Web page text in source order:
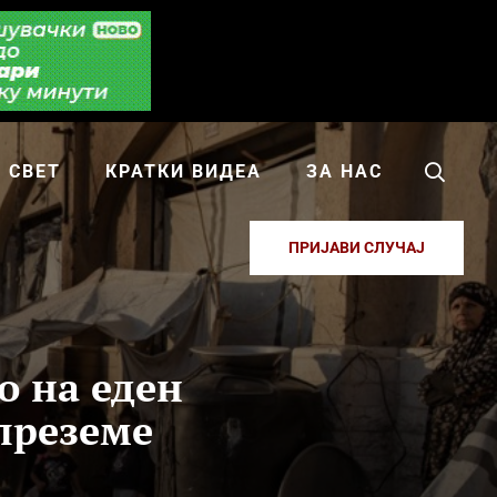
СВЕТ КРАТКИ ВИДЕА ЗА НАС
ПРИЈАВИ СЛУЧАЈ
на еден